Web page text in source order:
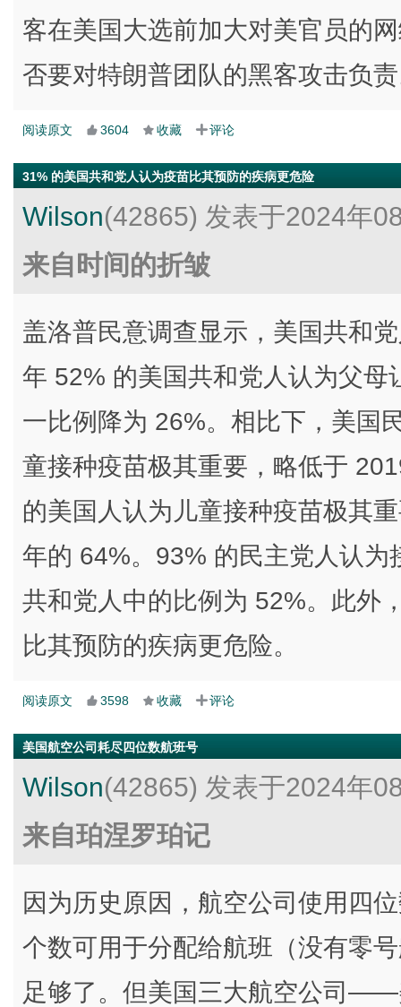
客在美国大选前加大对美官员的
否要对特朗普团队的黑客攻击负
阅读原文 3604 收藏 评论
31% 的美国共和党人认为疫苗比其预防的疾病更危险
Wilson(42865) 发表于2024年
来自时间的折皱
盖洛普民意调查显示，美国共和
年 52% 的美国共和党人认为父母
一比例降为 26%。相比下，美国
童接种疫苗极其重要，略低于
的美国人认为儿童接种疫苗极其
年的 64%。93% 的民主党人认
共和党人中的比例为 52%。此外
比其预防的疾病更危险。
阅读原文 3598 收藏 评论
美国航空公司耗尽四位数航班号
Wilson(42865) 发表于2024年
来自珀涅罗珀记
因为历史原因，航空公司使用四
个数可用于分配给航班（没有零
足够了。但美国三大航空公司